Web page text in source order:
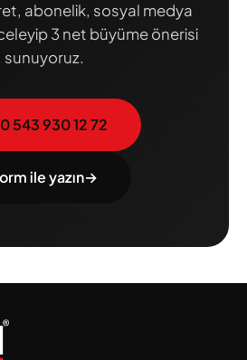
abonelik, sosyal medya
3 net büyüme önerisi
sunuyoruz.
543 930 12 72
ile yazın→